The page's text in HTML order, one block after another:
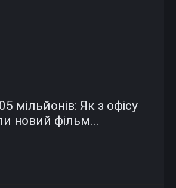
мільйонів: Як з офісу
новий фільм...